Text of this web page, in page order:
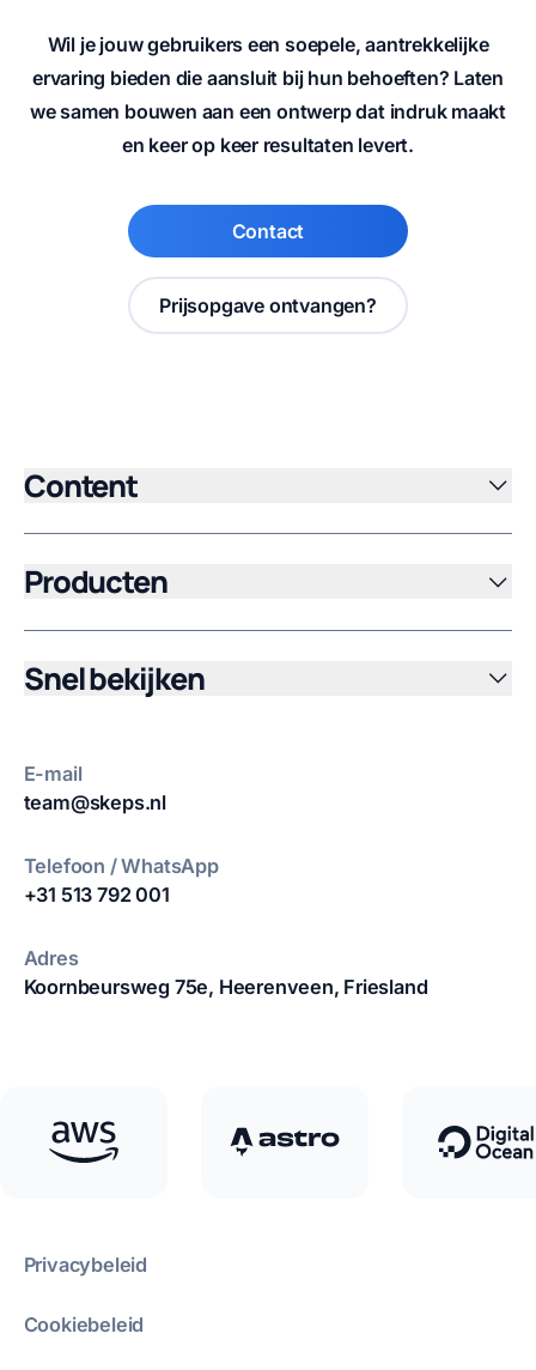
Wil je jouw gebruikers een soepele, aantrekkelijke
ervaring bieden die aansluit bij hun behoeften? Laten
we samen bouwen aan een ontwerp dat indruk maakt
en keer op keer resultaten levert.
Contact
Prijsopgave ontvangen?
Content
Producten
Snel bekijken
E-mail
team@skeps.nl
Telefoon / WhatsApp
+31 513 792 001
Adres
Koornbeursweg 75e, Heerenveen, Friesland
Privacybeleid
Cookiebeleid